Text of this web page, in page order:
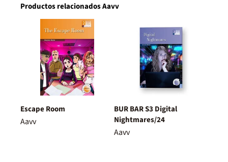
Productos relacionados Aavv
Escape Room
Aavv
BUR BAR S3 Digital
Nightmares/24
Aavv